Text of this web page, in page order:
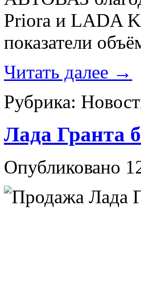
Priora и LADA
показатели
Читать далее →
Рубрика:
Лада Гранта
Опубликовано